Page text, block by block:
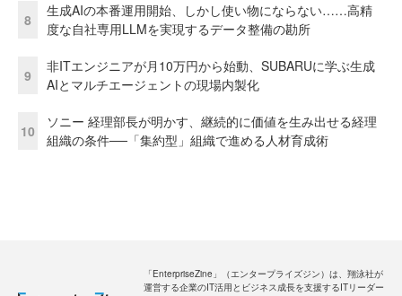
8
生成AIの本番運用開始、しかし使い物にならない……高精
度な自社専用LLMを実現するデータ整備の勘所
9
非ITエンジニアが月10万円から始動、SUBARUに学ぶ生成
AIとマルチエージェントの現場内製化
10
ソニー 経理部長が明かす、継続的に価値を生み出せる経理
組織の条件──「集約型」組織で進める人材育成術
「EnterpriseZine」（エンタープライズジン）は、翔泳社が
運営する企業のIT活用とビジネス成長を支援するITリーダー